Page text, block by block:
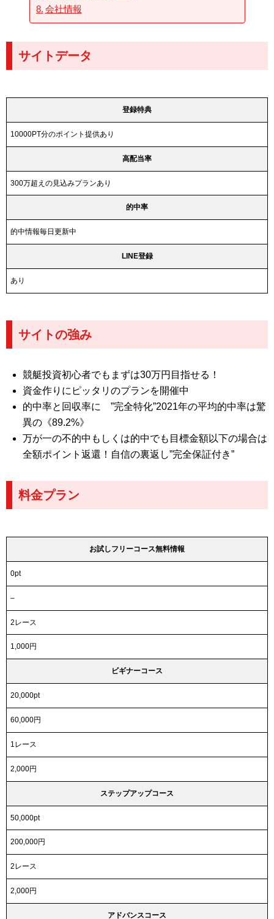
会社情報
サイトデータ
登録特典
10000PT分のポイント提供あり
高配当率
300万超えの見込みプランあり
的中率
的中情報毎日更新中
LINE登録
あり
サイトの強み
競艇投資初心者でもまずは30万円目指せる！
資金作りにピッタリのプランを開催中
的中率と回収率に ”完全特化”2021年の平均的中率は驚
異の《89.2%》
万が一の不的中もしくは的中でも目標金額以下の場合は
全額ポイント返還！自信の裏返し”完全保証付き”
料金プラン
お試しフリーコース無料情報
0pt
–
2レース
1,000円
ビギナーコース
20,000pt
60,000円
1レース
2,000円
ステップアップコース
50,000pt
200,000円
2レース
2,000円
アドバンスコース